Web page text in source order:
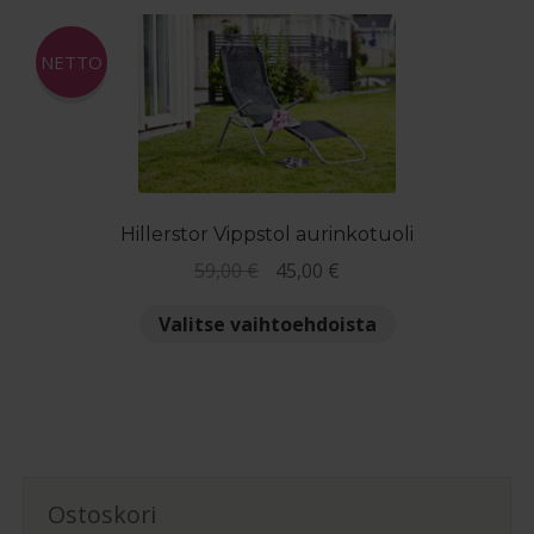
Hillerstor Vippstol aurinkotuoli
NETTO
59,00€
Alkuperäinen
oli:
45,00 €
on:
Valitse vaihtoehdoista
Ostoskori